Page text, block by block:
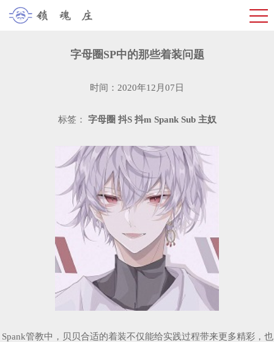
字母圈SP中的那些着装问题
时间：2020年12月07日
标签： 字母圈 抖S 抖m Spank Sub 主奴
Spank管教中，贝贝合适的着装不仅能给实践过程带来更多精彩，也